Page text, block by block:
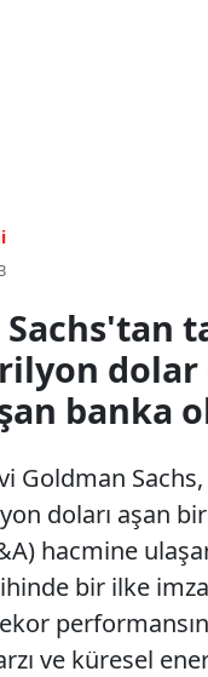
dolar
banka
Goldman Sachs,
doları aşan
hacmine
bir ilke
ve küresel